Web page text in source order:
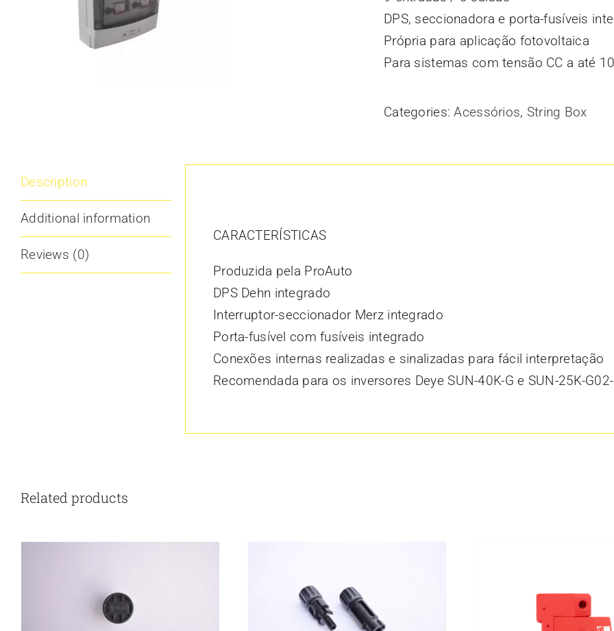
DPS, seccionadora e porta-fusíveis
Própria para aplicação fotovoltaica
Para sistemas com tensão CC a até
Categories:Acessórios, String Box
Description
Additional information
Reviews (0)
CARACTERÍSTICAS
Produzida pela ProAuto
DPS Dehn integrado
Interruptor-seccionador Merz integrado
Porta-fusível com fusíveis integrado
Conexões internas realizadas e sinalizadas para fácil interpretação
Recomendada para os inversores Deye SUN-40K-G e SUN-25K-
Related products